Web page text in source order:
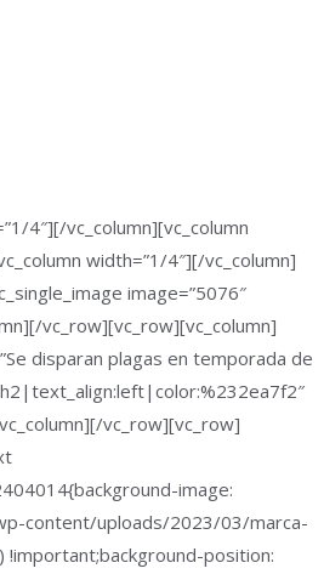
4″][/vc_column][vc_column
width=”1/4″][/vc_column]
image=”5076″
vc_row][vc_row][vc_column]
disparan plagas en temporada de
vc_row][vc_row]
image:
content/uploads/2023/03/marca-
position: